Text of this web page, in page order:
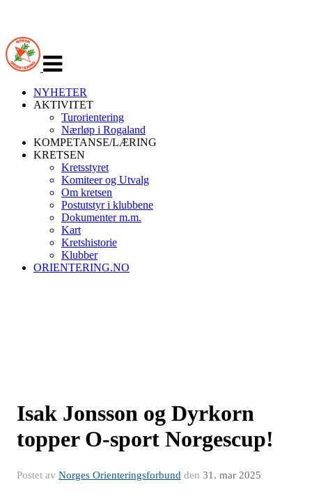
navigasjon
NYHETER
AKTIVITET
Turorientering
Nærløp i Rogaland
KOMPETANSE/LÆRING
KRETSEN
Kretsstyret
Komiteer og Utvalg
Om kretsen
Postutstyr i klubbene
Dokumenter m.m.
Kart
Kretshistorie
Klubber
ORIENTERING.NO
Isak Jonsson og Dyrkorn
topper O-sport Norgescup!
Postet av Norges Orienteringsforbund den 31. mar 2025